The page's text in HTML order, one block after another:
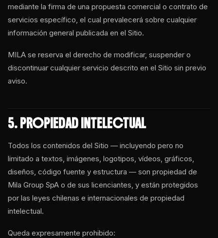
mediante la firma de una propuesta comercial o contrato de
servicios específico, el cual prevalecerá sobre cualquier
información general publicada en el Sitio.
MILA se reserva el derecho de modificar, suspender o
discontinuar cualquier servicio descrito en el Sitio sin previo
aviso.
5. PROPIEDAD INTELECTUAL
Todos los contenidos del Sitio — incluyendo pero no
limitado a textos, imágenes, logotipos, vídeos, gráficos,
diseños, código fuente y estructura — son propiedad de
Mila Group SpA o de sus licenciantes, y están protegidos
por las leyes chilenas e internacionales de propiedad
intelectual.
Queda expresamente prohibido: